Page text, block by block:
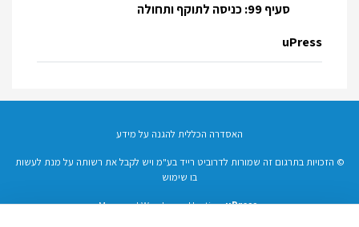
סעיף 99: כניסה לתוקף ותחולה
uPress
האסדרה הכללית להגנה על מידע
© הזכויות בתרגום זה שמורות לדרוביט רייד בע"מ ויש לקבל את רשותה על מנת לעשות
בו שימוש
Managed Wordpress Hosting uPress